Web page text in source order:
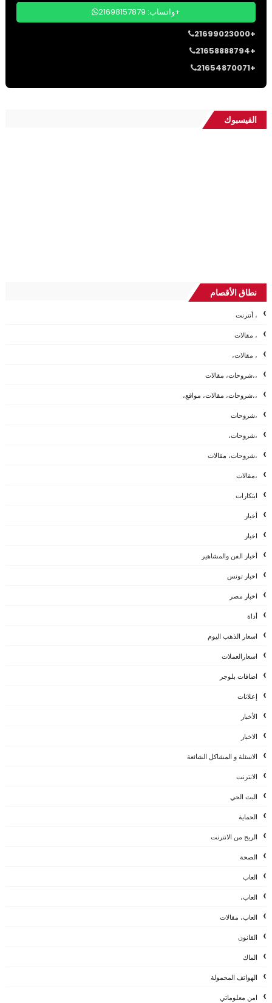
واتساب: 21698157879+
21699023000+
21658888794+
21654870071+
الفيسبوك
نطاق الأقصام
، أنترنت
، مقالات
، مقالات،
،،شروحات، مقالات
،،شروحات، مقالات، مواقع،
،شروحات
،شروحات،
،شروحات، مقالات
،مقالات
ابتكارات
أخبار
اخبار
أخبار الفن والمشاهير
اخبار تونس
اخبار مصر
أداة
اسعار الذهب اليوم
اسعارالعملات
اضافات بلوجر
إعلانات
الأخبار
الاخبار
الاسئلة و المشاكل الشائعة
الانترنت
البث الحي
الحماية
الربح من الانترنت
الصحة
العاب
العاب،
العاب، مقالات
القانون
الماك
الهواتف المحمولة
امن معلوماتي